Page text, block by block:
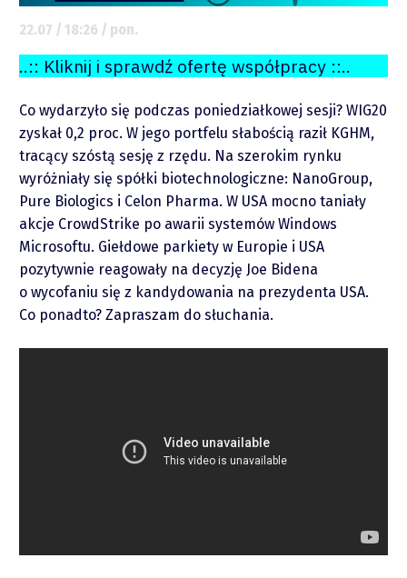
O mnie
Zastrzeżenie
22.07 / 18:26 / pon.
..:: Kliknij i sprawdź ofertę współpracy ::..
Co wydarzyło się podczas poniedziałkowej sesji? WIG20
zyskał 0,2 proc. W jego portfelu słabością raził KGHM,
tracący szóstą sesję z rzędu. Na szerokim rynku
wyróżniały się spółki biotechnologiczne: NanoGroup,
Pure Biologics i Celon Pharma. W USA mocno taniały
akcje CrowdStrike po awarii systemów Windows
Microsoftu. Giełdowe parkiety w Europie i USA
pozytywnie reagowały na decyzję Joe Bidena
o wycofaniu się z kandydowania na prezydenta USA.
Co ponadto? Zapraszam do słuchania.